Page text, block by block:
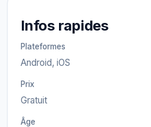
Infos rapides
Plateformes
Android, iOS
Prix
Gratuit
Âge